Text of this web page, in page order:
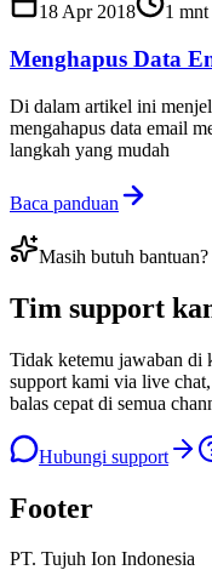
18 Apr 2018
1 mnt
Menghapus Data
Di dalam artikel ini
mengahapus data email
langkah yang mudah
Baca panduan
Masih butuh bantuan?
Tim support
Tidak ketemu jawaban di
support kami via live
balas cepat di semua
Hubungi support
Footer
PT. Tujuh Ion Indonesia